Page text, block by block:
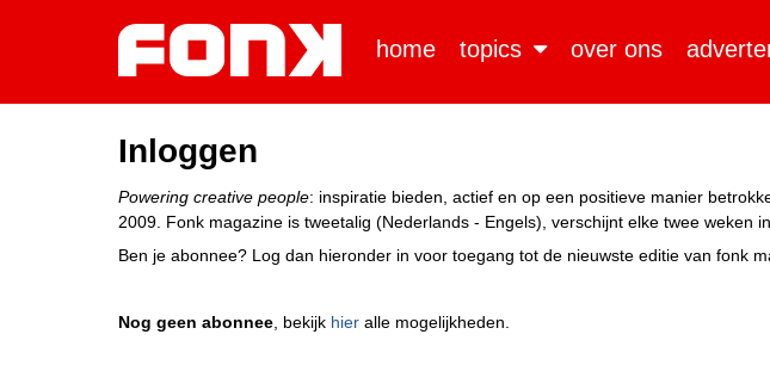
home topics over ons
Inloggen
Powering creative people: inspiratie bieden, actief en op een positieve manier
2009. Fonk magazine is tweetalig (Nederlands - Engels), verschijnt elke twee weken
Ben je abonnee? Log dan hieronder in voor toegang tot de nieuwste editie van fonk
Nog geen abonnee , bekijk hier alle mogelijkheden.